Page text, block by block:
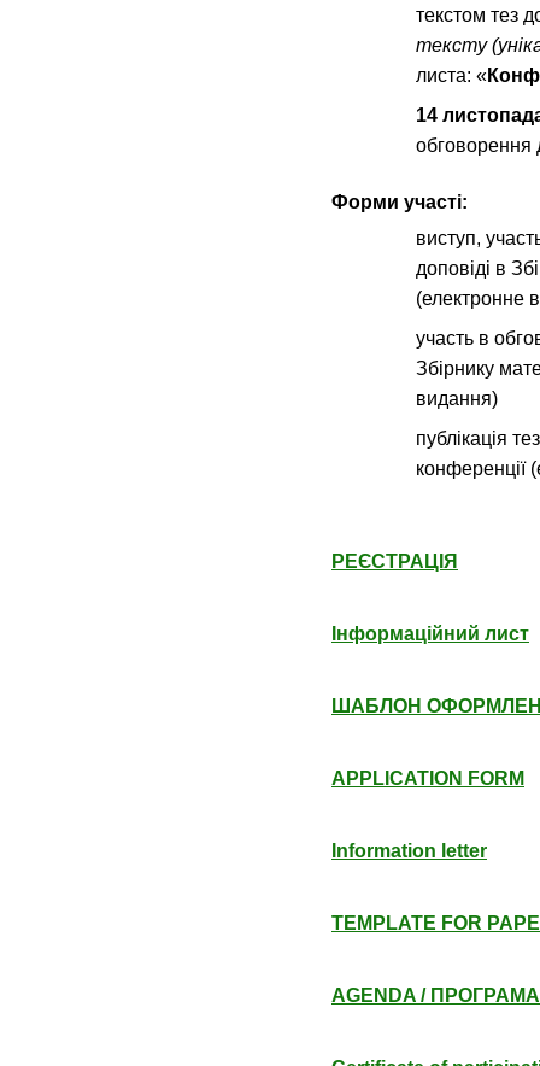
текстом тез
тексту
листа: «
14
обговорення
Форми участі:
виступ,
доповіді в
(електронне
участь в
Збірнику
видання)
публікація
конференції
РЕЄСТРАЦІЯ
Інформаційний лист
ШАБЛОН
APPLICATION FORM
Information letter
TEMPLATE FOR
AGENDA / ПРОГРАМА